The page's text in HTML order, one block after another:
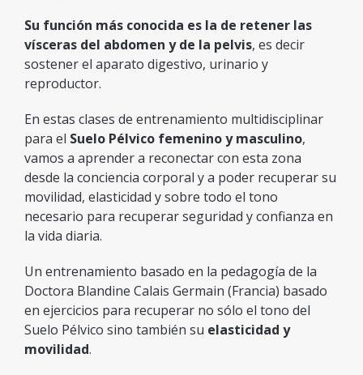
Su función más conocida es la de retener las
vísceras del abdomen y de la pelvis, es decir
sostener el aparato digestivo, urinario y
reproductor.
En estas clases de entrenamiento multidisciplinar
para el Suelo Pélvico femenino y masculino,
vamos a aprender a reconectar con esta zona
desde la conciencia corporal y a poder recuperar su
movilidad, elasticidad y sobre todo el tono
necesario para recuperar seguridad y confianza en
la vida diaria.
Un entrenamiento basado en la pedagogía de la
Doctora Blandine Calais Germain (Francia) basado
en ejercicios para recuperar no sólo el tono del
Suelo Pélvico sino también su elasticidad y
movilidad.